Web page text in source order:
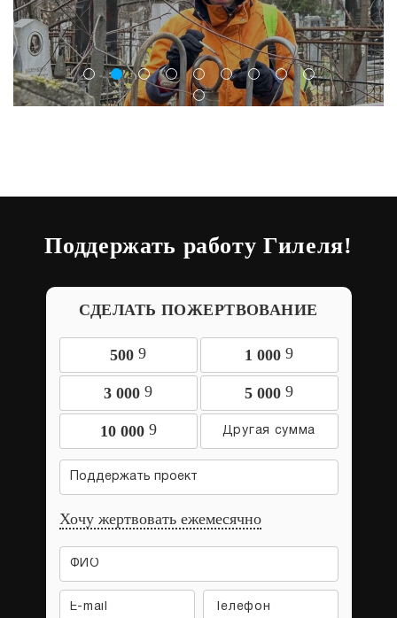
Поддержать работу Гилеля!
СДЕЛАТЬ ПОЖЕРТВОВАНИЕ
500 9 1 000 9
3 000 9 5 000 9
10 000 9
Поддержать проект
Хочу жертвовать ежемесячно